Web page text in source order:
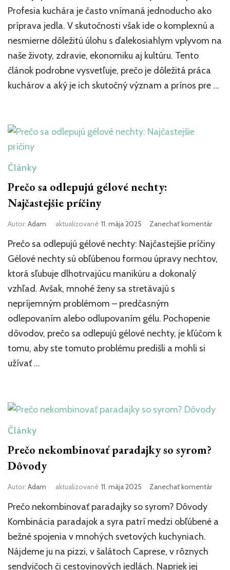
Profesia kuchára je často vnímaná jednoducho ako
príprava jedla. V skutočnosti však ide o komplexnú a
nesmierne dôležitú úlohu s ďalekosiahlym vplyvom na
naše životy, zdravie, ekonomiku aj kultúru. Tento
článok podrobne vysvetľuje, prečo je dôležitá práca
kuchárov a aký je ich skutočný význam a prínos pre …
Články
Prečo sa odlepujú gélové nechty:
Najčastejšie príčiny
Autor: Adam aktualizované 11. mája 2025 Zanechať komentárk
Prečo
sa
Prečo sa odlepujú gélové nechty: Najčastejšie príčiny
Gélové nechty sú obľúbenou formou úpravy nechtov,
ktorá sľubuje dlhotrvajúcu manikúru a dokonalý
vzhľad. Avšak, mnohé ženy sa stretávajú s
nepríjemným problémom – predčasným
odlepovaním alebo odlupovaním gélu. Pochopenie
dôvodov, prečo sa odlepujú gélové nechty, je kľúčom k
tomu, aby ste tomuto problému predišli a mohli si
užívať …
Články
Prečo nekombinovať paradajky so syrom?
Dôvody
Autor: Adam aktualizované 11. mája 2025 Zanechať komentárk
Prečo nekombinovať paradajky so syrom? Dôvody
Kombinácia paradajok a syra patrí medzi obľúbené a
bežné spojenia v mnohých svetových kuchyniach.
Nájdeme ju na pizzi, v šalátoch Caprese, v rôznych
sendvičoch či cestovinových jedlách. Napriek jej